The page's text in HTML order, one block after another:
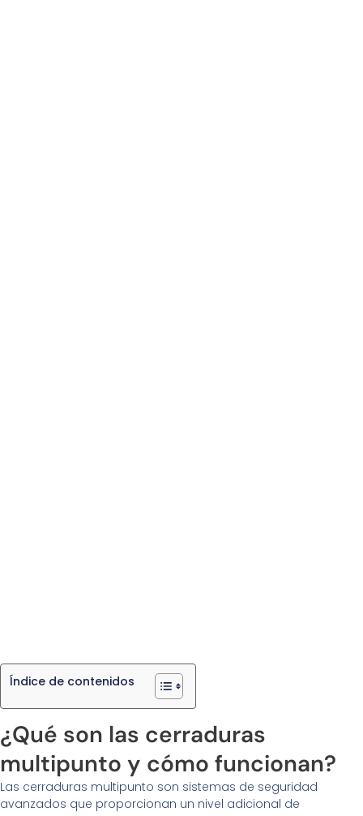
Índice de contenidos
¿Qué son las cerraduras
multipunto y cómo funcionan?
Las cerraduras multipunto son sistemas de seguridad
avanzados que proporcionan un nivel adicional de